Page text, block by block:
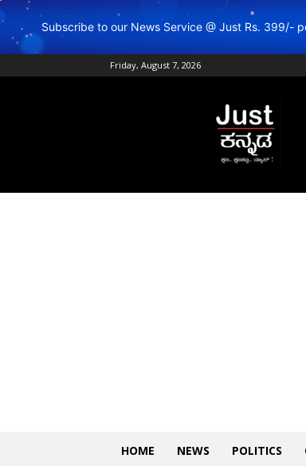
Subscribe to our News Service @ Just Rs. 399/-
Friday, August 7, 2026
Just
Kannada
–
Online
News
ಕನ್ನಡ
HOME NEWS POLITICS